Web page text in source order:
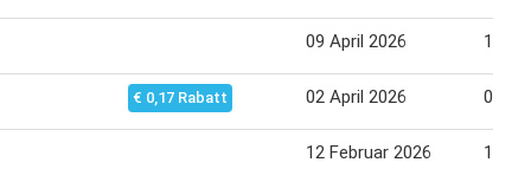
09 April 2026 15
€ 0,17 Rabatt 02 April 2026 08
12 Februar 2026 19